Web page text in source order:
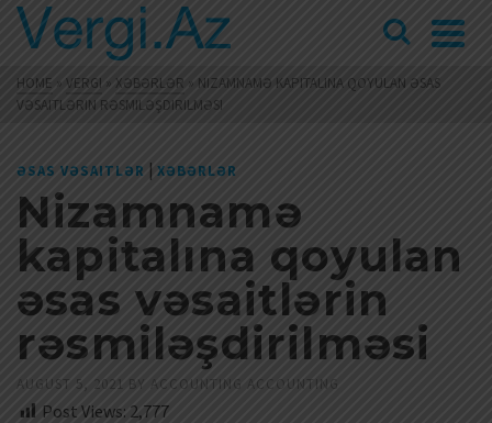
HOME » VERGI » XƏBƏRLƏR » NIZAMNAMƏ KAPITALINA QOYULAN ƏSAS
VƏSAITLƏRIN RƏSMILƏŞDIRILMƏSI
ƏSAS VƏSAITLƏR | XƏBƏRLƏR
Nizamnamə
kapitalına qoyulan
əsas vəsaitlərin
rəsmiləşdirilməsi
AUGUST 5, 2021 BY ACCOUNTING ACCOUNTING
Post Views: 2,777